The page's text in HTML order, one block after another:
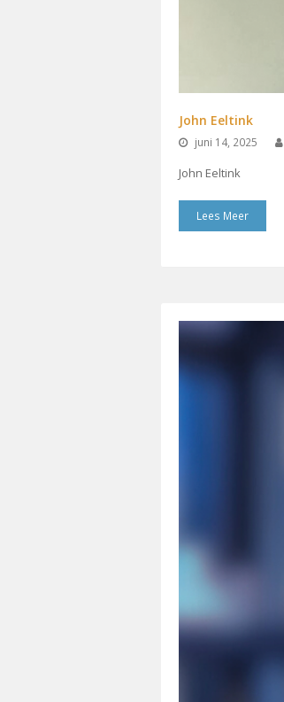
John Eeltink
juni 14, 2025
John Eeltink
Lees Meer